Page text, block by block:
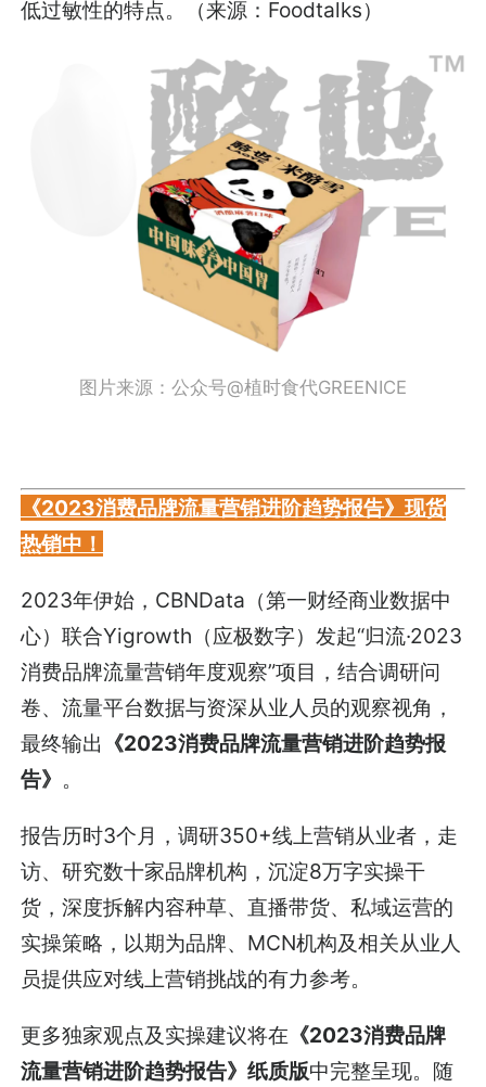
低过敏性的特点。（来源：Foodtalks）
图片来源：公众号@植时食代GREENICE
《2023消费品牌流量营销进阶趋势报告》现货
热销中！
2023年伊始，CBNData（第一财经商业数据中
心）联合Yigrowth（应极数字）发起“归流·2023
消费品牌流量营销年度观察”项目，结合调研问
卷、流量平台数据与资深从业人员的观察视角，
最终输出 《2023消费品牌流量营销进阶趋势报
告》 。
报告历时3个月，调研350+线上营销从业者，走
访、研究数十家品牌机构，沉淀8万字实操干
货，深度拆解内容种草、直播带货、私域运营的
实操策略，以期为品牌、MCN机构及相关从业人
员提供应对线上营销挑战的有力参考。
更多独家观点及实操建议将在 《2023消费品牌
流量营销进阶趋势报告》纸质版中完整呈现。随